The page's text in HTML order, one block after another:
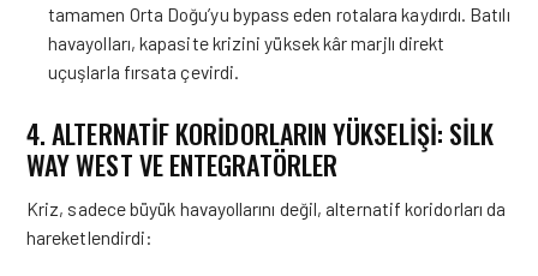
tamamen Orta Doğu’yu bypass eden rotalara kaydırdı. Batılı
havayolları, kapasite krizini yüksek kâr marjlı direkt
uçuşlarla fırsata çevirdi.
4. ALTERNATİF KORİDORLARIN YÜKSELİŞİ: SİLK
WAY WEST VE ENTEGRATÖRLER
Kriz, sadece büyük havayollarını değil, alternatif koridorları da
hareketlendirdi: